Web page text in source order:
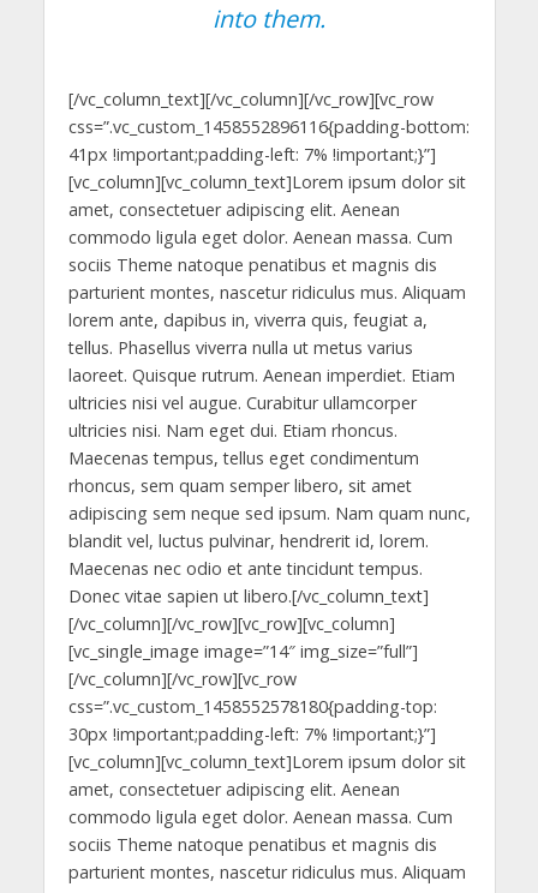
into them.
[/vc_column_text][/vc_column][/vc_row][vc_row
css=”.vc_custom_1458552896116{padding-bottom:
41px !important;padding-left: 7% !important;}”]
[vc_column][vc_column_text]Lorem ipsum dolor sit
amet, consectetuer adipiscing elit. Aenean
commodo ligula eget dolor. Aenean massa. Cum
sociis Theme natoque penatibus et magnis dis
parturient montes, nascetur ridiculus mus. Aliquam
lorem ante, dapibus in, viverra quis, feugiat a,
tellus. Phasellus viverra nulla ut metus varius
laoreet. Quisque rutrum. Aenean imperdiet. Etiam
ultricies nisi vel augue. Curabitur ullamcorper
ultricies nisi. Nam eget dui. Etiam rhoncus.
Maecenas tempus, tellus eget condimentum
rhoncus, sem quam semper libero, sit amet
adipiscing sem neque sed ipsum. Nam quam nunc,
blandit vel, luctus pulvinar, hendrerit id, lorem.
Maecenas nec odio et ante tincidunt tempus.
Donec vitae sapien ut libero.[/vc_column_text]
[/vc_column][/vc_row][vc_row][vc_column]
[vc_single_image image=”14″ img_size=”full”]
[/vc_column][/vc_row][vc_row
css=”.vc_custom_1458552578180{padding-top:
30px !important;padding-left: 7% !important;}”]
[vc_column][vc_column_text]Lorem ipsum dolor sit
amet, consectetuer adipiscing elit. Aenean
commodo ligula eget dolor. Aenean massa. Cum
sociis Theme natoque penatibus et magnis dis
parturient montes, nascetur ridiculus mus. Aliquam